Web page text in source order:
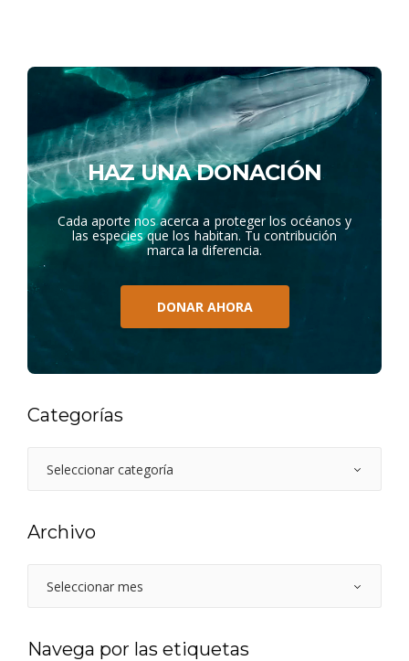
HAZ UNA DONACIÓN
Cada aporte nos acerca a proteger los océanos y
las especies que los habitan. Tu contribución
marca la diferencia.
DONAR AHORA
Categorías
Archivo
Navega por las etiquetas